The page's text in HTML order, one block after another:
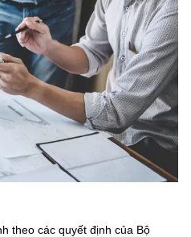
theo các quyết định của Bộ